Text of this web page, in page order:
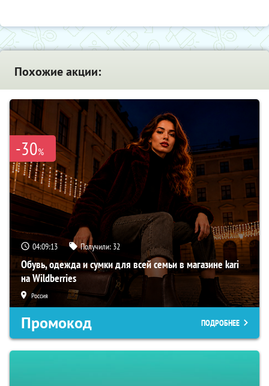
Похожие акции:
-30%
04:09:12 Получили: 32
Обувь, одежда и сумки для всей семьи в магазине kari
на Wildberries
Россия
Промокод ПОДРОБНЕЕ